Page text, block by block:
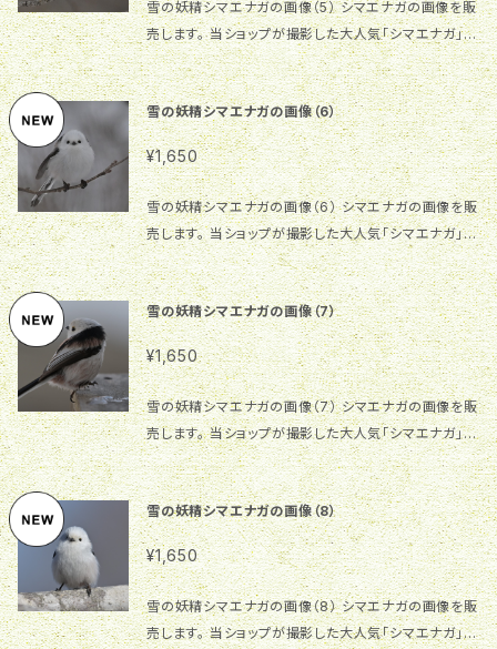
雪の妖精シマエナガの画像（5） シマエナガの画像を販
売します。 当ショップが撮影した大人気「シマエナガ」の
オリジナル画像です。 サイズ：2663×1775、708.6K
B、300dpi ご利用自由ですが、同一画像を複数人が
利用する場合があります。商用利用等の場合はご注意
願います。同一画像利用者間でのトラブルについては一
切の責任を負いませんので、予めご了承ください。
雪の妖精シマエナガの画像（6）
¥1,650
雪の妖精シマエナガの画像（6） シマエナガの画像を販
売します。 当ショップが撮影した大人気「シマエナガ」の
オリジナル画像です。 サイズ：1328×886、147.4KB、
300dpi ご利用自由ですが、同一画像を複数人が利用
する場合があります。商用利用等の場合はご注意願い
ます。同一画像利用者間でのトラブルについては一切の
責任を負いませんので、予めご了承ください。
雪の妖精シマエナガの画像（7）
¥1,650
雪の妖精シマエナガの画像（7） シマエナガの画像を販
売します。 当ショップが撮影した大人気「シマエナガ」の
オリジナル画像です。 サイズ：4064×2709、869.1K
B、300dpi ご利用自由ですが、同一画像を複数人が
利用する場合があります。商用利用等の場合はご注意
願います。同一画像利用者間でのトラブルについては一
切の責任を負いませんので、予めご了承ください。
雪の妖精シマエナガの画像（8）
¥1,650
雪の妖精シマエナガの画像（8） シマエナガの画像を販
売します。 当ショップが撮影した大人気「シマエナガ」の